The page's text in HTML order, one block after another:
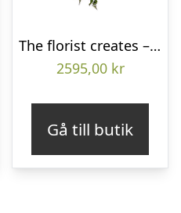
The florist creates – Funeral heart
2595,00 kr
Gå till butik